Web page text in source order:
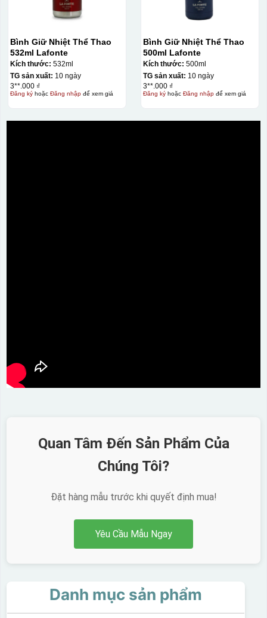
Kiểu hộp:
Hộp xi ấm chén
Bình Giữ Nhiệt Thể Thao
532ml Lafonte
Kích thước: 532ml
TG sản xuất: 10 ngày
3**.000 ₫
Đăng kýhoặc Đăng nhậpđể xem giá
Bình Giữ Nhiệt Thể Thao
500ml Lafonte
Kích thước: 500ml
TG sản xuất: 10 ngày
3**.000 ₫
Đăng kýhoặc Đăng nhậpđể xem giá
Quan Tâm Đến Sản Phẩm Của
Chúng Tôi?
Đặt hàng mẫu trước khi quyết định mua!
Yêu Cầu Mẫu Ngay
Danh mục sản phẩm